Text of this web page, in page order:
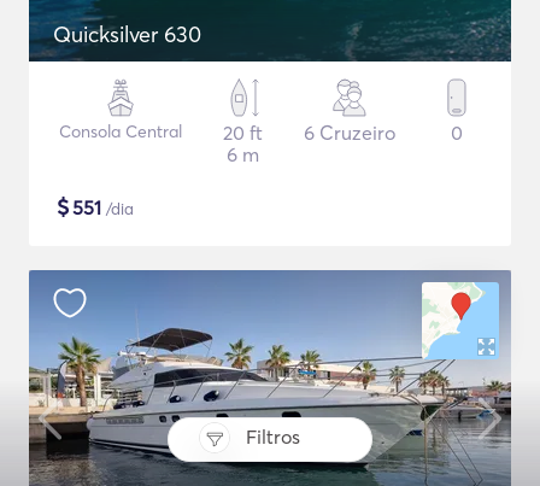
Filtros
Quicksilver 630
Consola Central
20 ft
6 m
6 Cruzeiro 0
$551 /dia